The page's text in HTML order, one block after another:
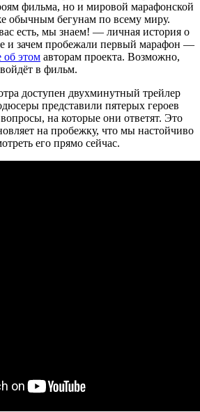
фильма, но и мировой марафонской
обычным бегунам по всему миру.
есть, мы знаем! — личная история о
и зачем пробежали первый марафон —
об этом авторам проекта. Возможно,
в фильм.
доступен двухминутный трейлер
представили пятерых героев
на которые они ответят. Это
на пробежку, что мы настойчиво
его прямо сейчас.